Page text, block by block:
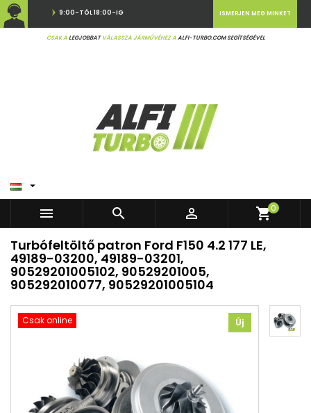
9:00-TÓL 18:00-IG
CSAK ALEGJOBBATVÁLASSZA JÁRMŰVÉHEZ AALFI-TURBO.COM SEGÍTSÉGÉVEL
ISMERJEN MEG MINKET

   shopping_cart0
Turbófeltöltő patron Ford F150 4.2 177 LE,
49189-03200, 49189-03201,
90529201005102, 90529201005,
905292010077, 90529201005104
Csak online Új